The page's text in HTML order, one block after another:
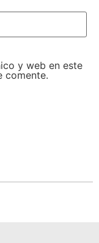
y web en este
comente.